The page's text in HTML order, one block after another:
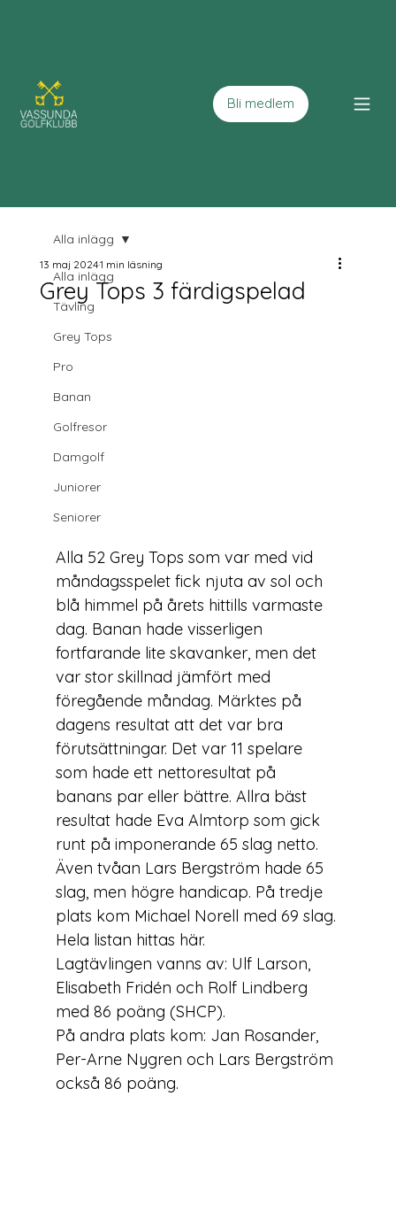
Bli medlem
Alla inlägg
Tävling
Grey Tops
Pro
Banan
Golfresor
Damgolf
Juniorer
Seniorer
Alla inlägg
Grey Tops 3 färdigspelad
13 maj 20241 min läsning
Alla 52 Grey Tops som var med vid
måndagsspelet fick njuta av sol och
blå himmel på årets hittills varmaste
dag. Banan hade visserligen
fortfarande lite skavanker, men det
var stor skillnad jämfört med
föregående måndag. Märktes på
dagens resultat att det var bra
förutsättningar. Det var 11 spelare
som hade ett nettoresultat på
banans par eller bättre. Allra bäst
resultat hade Eva Almtorp som gick
runt på imponerande 65 slag netto.
Även tvåan Lars Bergström hade 65
slag, men högre handicap. På tredje
plats kom Michael Norell med 69 slag.
Hela listan hittas här.
Lagtävlingen vanns av: Ulf Larson,
Elisabeth Fridén och Rolf Lindberg
med 86 poäng (SHCP).
På andra plats kom: Jan Rosander,
Per-Arne Nygren och Lars Bergström